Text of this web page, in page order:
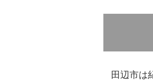
田辺市は